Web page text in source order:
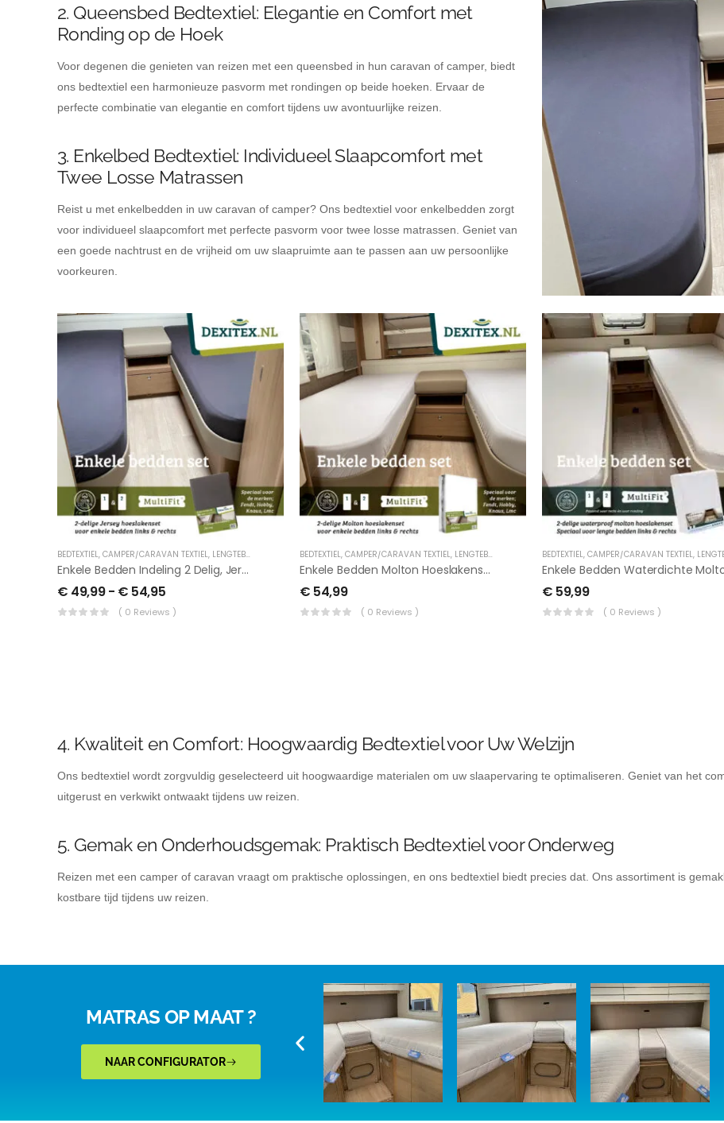
2. Queensbed Bedtextiel: Elegantie en Comfort met
Ronding op de Hoek
Voor degenen die genieten van reizen met een queensbed in hun caravan of camper, biedt
ons bedtextiel een harmonieuze pasvorm met rondingen op beide hoeken. Ervaar de
perfecte combinatie van elegantie en comfort tijdens uw avontuurlijke reizen.
3. Enkelbed Bedtextiel: Individueel Slaapcomfort met
Twee Losse Matrassen
Reist u met enkelbedden in uw caravan of camper? Ons bedtextiel voor enkelbedden zorgt
voor individueel slaapcomfort met perfecte pasvorm voor twee losse matrassen. Geniet van
een goede nachtrust en de vrijheid om uw slaapruimte aan te passen aan uw persoonlijke
voorkeuren.
BEDTEXTIEL, CAMPER/CARAVAN TEXTIEL, LENGTEBED
Enkele Bedden Indeling 2 Delig, Jersey Hoeslakenset
€ 49,99 - € 54,95
( 0 Reviews )
BEDTEXTIEL, CAMPER/CARAVAN TEXTIEL, LENGTEBED
Enkele Bedden Molton Hoeslakenset 2 Delig
€ 54,99
( 0 Reviews )
BEDTEXTIEL, CAMPER/CARAVAN TEXTIEL,
€ 59,99
( 0 Reviews )
4. Kwaliteit en Comfort: Hoogwaardig Bedtextiel voor Uw Welzijn
Ons bedtextiel wordt zorgvuldig geselecteerd uit hoogwaardige materialen om uw slaapervaring te optimaliseren. Geniet van het
uitgerust en verkwikt ontwaakt tijdens uw reizen.
5. Gemak en Onderhoudsgemak: Praktisch Bedtextiel voor Onderweg
Reizen met een camper of caravan vraagt om praktische oplossingen, en ons bedtextiel biedt precies dat. Ons assortiment is
kostbare tijd tijdens uw reizen.
MATRAS OP MAAT ?
NAAR CONFIGURATOR